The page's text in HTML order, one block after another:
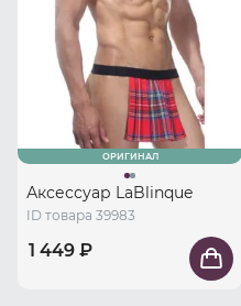
ОРИГИНАЛ
Аксессуар LaBlinque
ID товара 39983
1 449 ₽